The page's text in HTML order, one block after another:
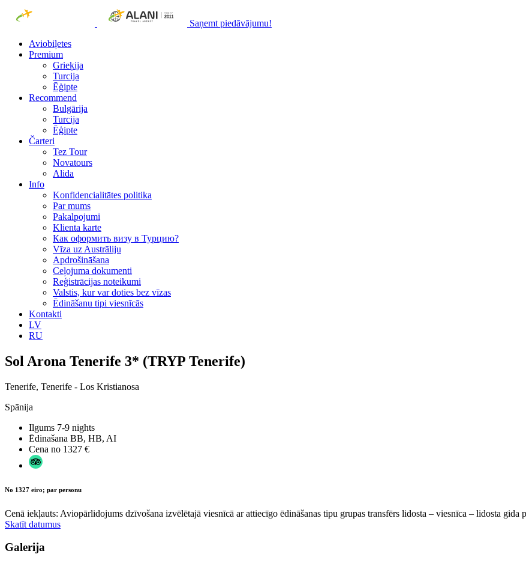
Saņemt piedāvājumu!
Aviobiļetes
Premium
Grieķija
Turcija
Ēģipte
Recommend
Bulgārija
Turcija
Ēģipte
Čarteri
Tez Tour
Novatours
Alida
Info
Konfidencialitātes politika
Par mums
Рakalpojumi
Klienta karte
Как оформить визу в Турцию?
Vīza uz Austrāliju
Apdrošināšana
Ceļojuma dokumenti
Reģistrācijas noteikumi
Valstis, kur var doties bez vīzas
Ēdināšanu tipi viesnīcās
Kontakti
LV
RU
Sol Arona Tenerife 3* (TRYP Tenerife)
Tenerife, Tenerife - Los Kristianosa
Spānija
Ilgums 7-9 nights
Ēdinašana BB, HB, AI
Cena no 1327 €
No 1327 eiro; par personu
Cenā iekļauts: Aviopārlidojums dzīvošana izvēlētajā viesnīcā ar attiecīgo ēdināšanas tipu grupas transfērs lidosta – viesnīca – lidosta gida
Skatīt datumus
Galerija